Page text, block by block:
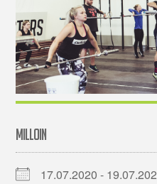
MILLOIN
17.07.2020 -